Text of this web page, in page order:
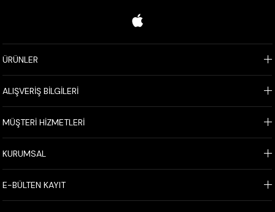
ÜRÜNLER
ALIŞVERİŞ BİLGİLERİ
MÜŞTERİ HİZMETLERİ
KURUMSAL
E-BÜLTEN KAYIT